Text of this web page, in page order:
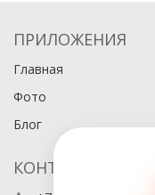
ПРИЛОЖЕНИЯ
Главная
Фото
Блог
КОНТАКТЫ